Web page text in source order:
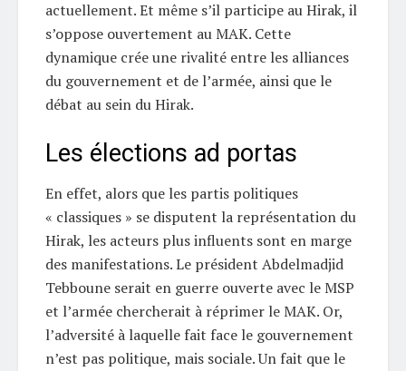
actuellement. Et même s’il participe au Hirak, il
s’oppose ouvertement au MAK. Cette
dynamique crée une rivalité entre les alliances
du gouvernement et de l’armée, ainsi que le
débat au sein du Hirak.
Les élections ad portas
En effet, alors que les partis politiques
« classiques » se disputent la représentation du
Hirak, les acteurs plus influents sont en marge
des manifestations. Le président Abdelmadjid
Tebboune serait en guerre ouverte avec le MSP
et l’armée chercherait à réprimer le MAK. Or,
l’adversité à laquelle fait face le gouvernement
n’est pas politique, mais sociale. Un fait que le